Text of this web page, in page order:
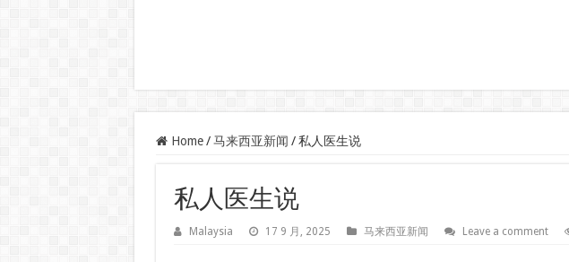
Home / 马来西亚新闻 / 私人医生说
私人医生说
Malaysia 17 9 月, 2025 马来西亚新闻 Leave a comment